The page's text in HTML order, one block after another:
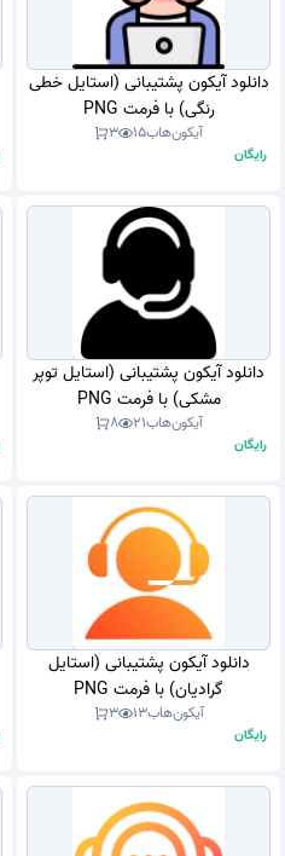
دانلود آیکون پشتیبانی (استایل خطی
رنگی) با فرمت PNG
آیکون‌هاب15
3
رایگان
دانلود آیکون پشتیبانی (استایل توپر
مشکی) با فرمت PNG
آیکون‌هاب21
8
رایگان
دانلود آیکون پشتیبانی (استایل
گرادیان) با فرمت PNG
آیکون‌هاب13
3
رایگان